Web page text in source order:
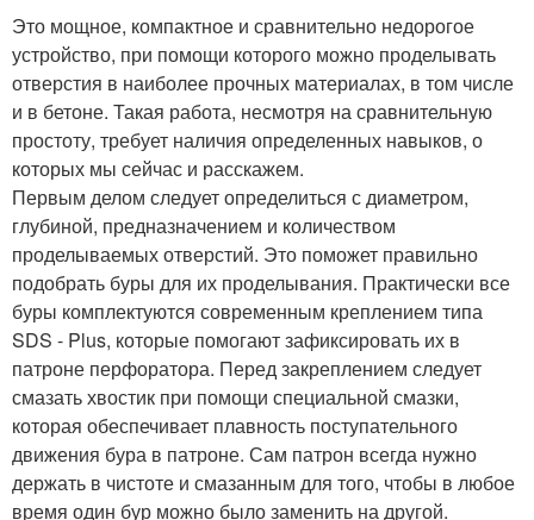
Это мощное, компактное и сравнительно недорогое
устройство, при помощи которого можно проделывать
отверстия в наиболее прочных материалах, в том числе
и в бетоне. Такая работа, несмотря на сравнительную
простоту, требует наличия определенных навыков, о
которых мы сейчас и расскажем.
Первым делом следует определиться с диаметром,
глубиной, предназначением и количеством
проделываемых отверстий. Это поможет правильно
подобрать буры для их проделывания. Практически все
буры комплектуются современным креплением типа
SDS - Plus, которые помогают зафиксировать их в
патроне перфоратора. Перед закреплением следует
смазать хвостик при помощи специальной смазки,
которая обеспечивает плавность поступательного
движения бура в патроне. Сам патрон всегда нужно
держать в чистоте и смазанным для того, чтобы в любое
время один бур можно было заменить на другой.